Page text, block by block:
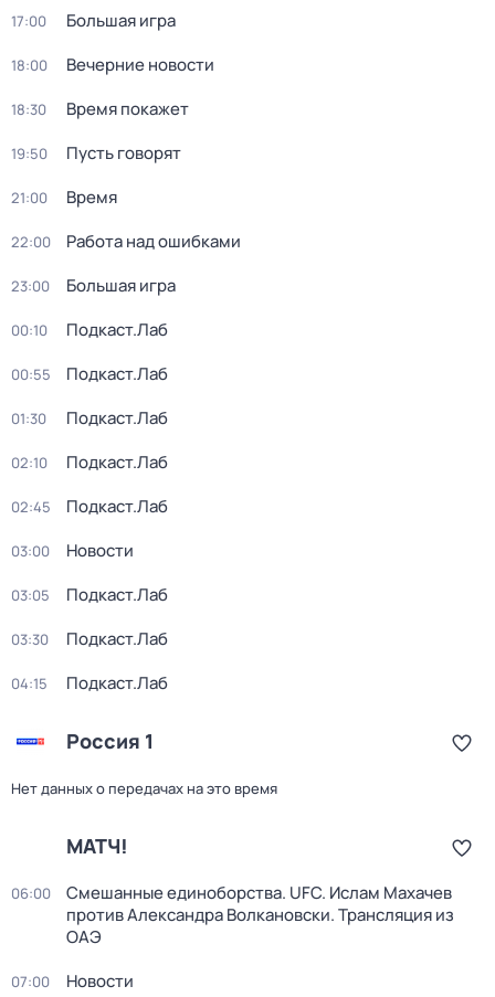
17:00 Большая игра
18:00 Вечерние новости
18:30 Время покажет
19:50 Пусть говорят
21:00 Время
22:00 Работа над ошибками
23:00 Большая игра
00:10 Подкаст.Лаб
00:55 Подкаст.Лаб
01:30 Подкаст.Лаб
02:10 Подкаст.Лаб
02:45 Подкаст.Лаб
03:00 Новости
03:05 Подкаст.Лаб
03:30 Подкаст.Лаб
04:15 Подкаст.Лаб
Россия 1
Нет данных о передачах на это время
МАТЧ!
06:00
Смешанные единоборства. UFC. Ислам Махачев
против Александра Волкановски. Трансляция из
ОАЭ
07:00 Новости